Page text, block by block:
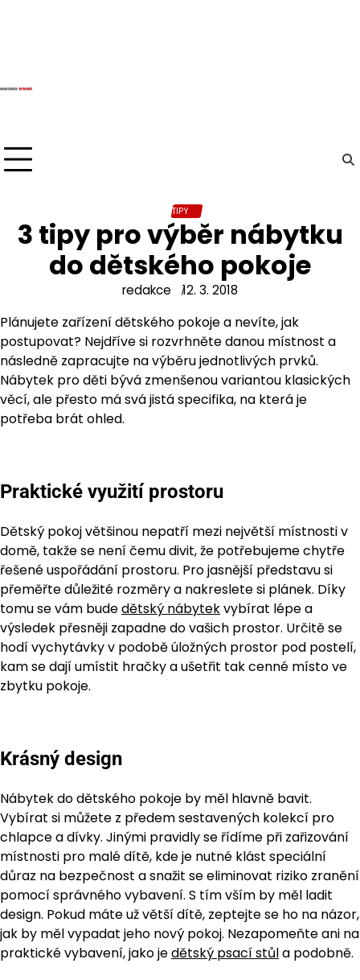
TIPY
3 tipy pro výběr nábytku
do dětského pokoje
redakce 12. 3. 2018
Plánujete zařízení dětského pokoje a nevíte, jak
postupovat? Nejdříve si rozvrhněte danou místnost a
následně zapracujte na výběru jednotlivých prvků.
Nábytek pro děti bývá zmenšenou variantou klasických
věcí, ale přesto má svá jistá specifika, na která je
potřeba brát ohled.
Praktické využití prostoru
Dětský pokoj většinou nepatří mezi největší místnosti v
domě, takže se není čemu divit, že potřebujeme chytře
řešené uspořádání prostoru. Pro jasnější představu si
přeměřte důležité rozměry a nakreslete si plánek. Díky
tomu se vám budedětský nábytekvybírat lépe a
výsledek přesněji zapadne do vašich prostor. Určitě se
hodí vychytávky v podobě úložných prostor pod postelí,
kam se dají umístit hračky a ušetřit tak cenné místo ve
zbytku pokoje.
Krásný design
Nábytek do dětského pokoje by měl hlavně bavit.
Vybírat si můžete z předem sestavených kolekcí pro
chlapce a dívky. Jinými pravidly se řídíme při zařizování
místnosti pro malé dítě, kde je nutné klást speciální
důraz na bezpečnost a snažit se eliminovat riziko zranění
pomocí správného vybavení. S tím vším by měl ladit
design. Pokud máte už větší dítě, zeptejte se ho na názor,
jak by měl vypadat jeho nový pokoj. Nezapomeňte ani na
praktické vybavení, jako jedětský psací stůla podobně.